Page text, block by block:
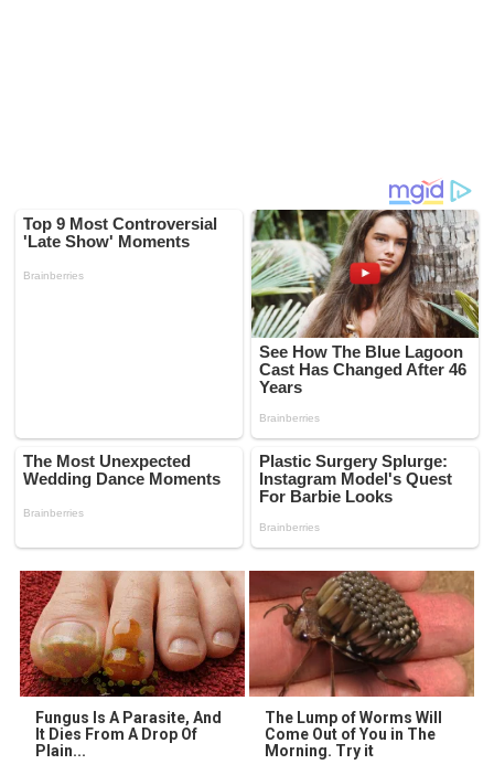
Fungus Is A Parasite, And
It Dies From A Drop Of
Plain...
The Lump of Worms Will
Come Out of You in The
Morning. Try it